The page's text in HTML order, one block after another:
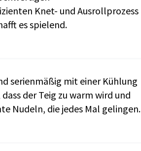
Knet- und Ausrollprozess
es spielend.
serienmäßig mit einer Kühlung
der Teig zu warm wird und
Nudeln, die jedes Mal gelingen.